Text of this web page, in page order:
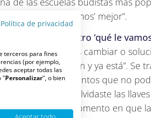
sentir que ‘fluimos’ mejor”.
básicamente nuestro ‘qué le
que no podemos cambiar o
se resignan y ya está”. Se
en los acontecimientos que no
! ¿Olvidaste las
Shoganai! En el momento en que
Política de privacidad
terceros para fines
(por ejemplo,
aceptar todas las
"Personalizar", o bien